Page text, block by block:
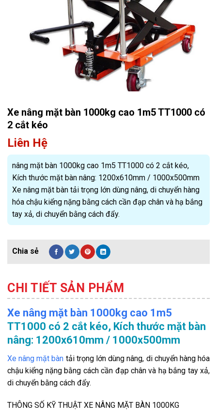
Xe nâng mặt bàn 1000kg cao 1m5 TT1000 có
2 cắt kéo
Liên Hệ
nâng mặt bàn 1000kg cao 1m5 TT1000 có 2 cắt kéo,
Kích thước mặt bàn nâng: 1200x610mm / 1000x500mm
Xe nâng mặt bàn tải trọng lớn dùng nâng, di chuyển hàng
hóa chậu kiểng nặng bằng cách cần đạp chân và hạ bắng
tay xả, di chuyển bằng cách đẩy.
CHI TIẾT SẢN PHẨM
Xe nâng mặt bàn 1000kg cao 1m5
TT1000 có 2 cắt kéo, Kích thước mặt bàn
nâng: 1200x610mm / 1000x500mm
Xe nâng mặt bàn tải trọng lớn dùng nâng, di chuyển hàng hóa
chậu kiểng nặng bằng cách cần đạp chân và hạ bắng tay xả,
di chuyển bằng cách đẩy.
THÔNG SỐ KỸ THUẬT XE NÂNG MẶT BÀN 1000KG